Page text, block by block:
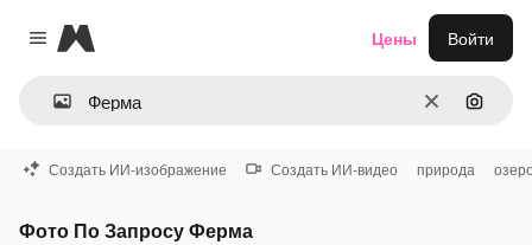
Close menu
Magnific
ОчиститьПоиск
Цены Войти
Создать ИИ-изображение Создать ИИ-видео природа
Фото По Запросу Ферма